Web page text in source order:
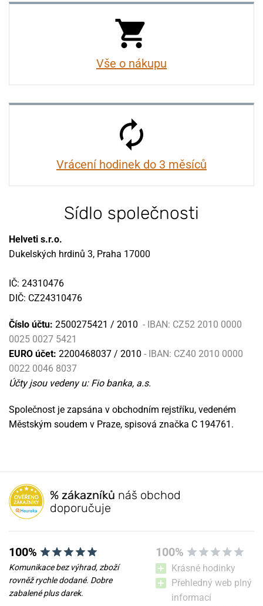
Vše o nákupu
Vrácení hodinek do 3 měsíců
Sídlo společnosti
Helveti s.r.o.
Dukelských hrdinů 3, Praha 17000
IČ: 24310476
DIČ: CZ24310476
Číslo účtu: 2500275421 / 2010 - IBAN: CZ52 2010 0000
0025 0027 5421
EURO účet: 2200468037 / 2010 - IBAN: CZ40 2010 0000
0022 0046 8037
Účty jsou vedeny u: Fio banka, a.s.
Společnost je zapsána v obchodním rejstříku, vedeném
Městským soudem v Praze, spisová značka C 194761.
% zákazníků náš obchod
doporučuje
100%
Komunikace bez výhrad, zboží
rovněž rychle dodané. Dobre
zabalené plus darek.
100%
Krásné hodinky
Přehledný web plný
informací